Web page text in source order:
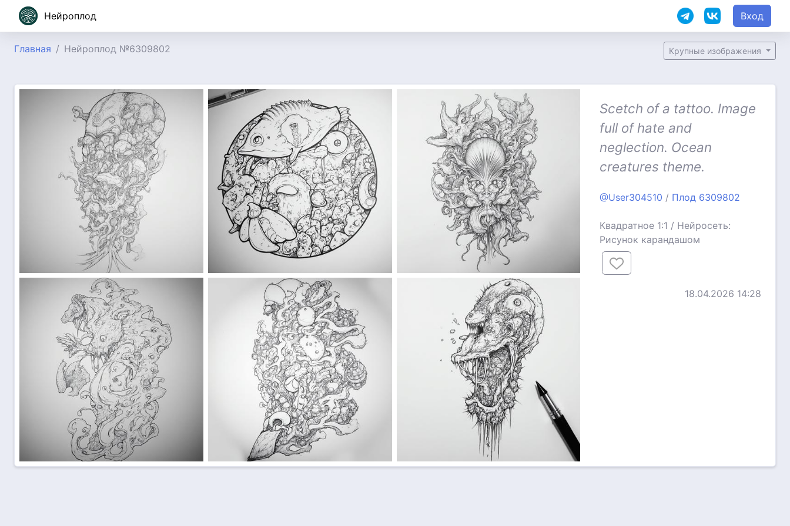
Нейроплод Вход
Главная Нейроплод №6309802 Крупные изображения
Scetch of a tattoo. Image
full of hate and
neglection. Ocean
creatures theme.
@User304510 / Плод 6309802
Квадратное 1:1 / Нейросеть:
Рисунок карандашом
18.04.2026 14:28